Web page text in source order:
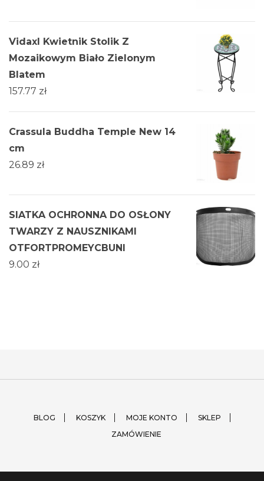
Vidaxl Kwietnik Stolik Z
Mozaikowym Biało Zielonym
Blatem
157.77 zł
Crassula Buddha Temple New 14
cm
26.89 zł
SIATKA OCHRONNA DO OSŁONY
TWARZY Z NAUSZNIKAMI
OTFORTPROMEYCBUNI
9.00 zł
BLOG KOSZYK MOJE KONTO
SKLEP
ZAMÓWIENIE